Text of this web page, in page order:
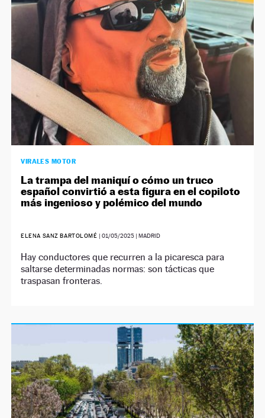
VIRALES MOTOR
La trampa del maniquí o cómo un truco
español convirtió a esta figura en el copiloto
más ingenioso y polémico del mundo
ELENA SANZ BARTOLOMÉ | 01/05/2025| MADRID
Hay conductores que recurren a la picaresca para
saltarse determinadas normas: son tácticas que
traspasan fronteras.